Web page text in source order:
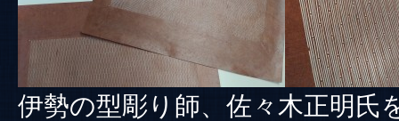
伊勢の型彫り師、佐々木正明氏